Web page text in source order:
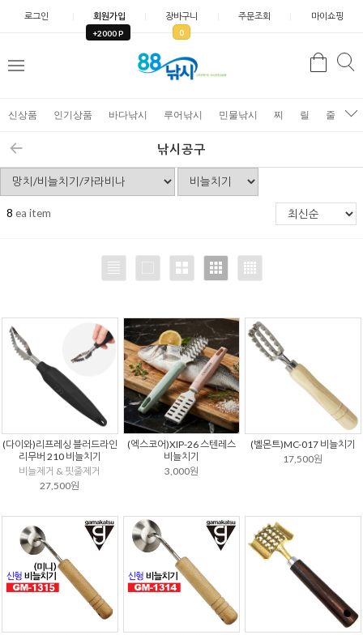
로그인 회원가입
+2000 P
장바구니
0
주문조회 마이쇼핑
검
신상품 인기상품 바다낚시 루어낚시 민물낚시 찌 릴 줄
낚시공구
8 ea item
(다이와)리프레싱 블러드라인
리무버 210 비늘치기
비늘제거 & 핏줄제거
27,500원
(엑스코어)XIP-26 스텐레스
비늘치기
3,000원
(벨몬트)MC-017 비늘치기
17,500원